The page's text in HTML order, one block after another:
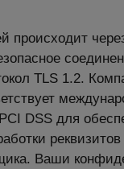
происходит
TLS 1.2.
DSS для
реквизитов
Ваши